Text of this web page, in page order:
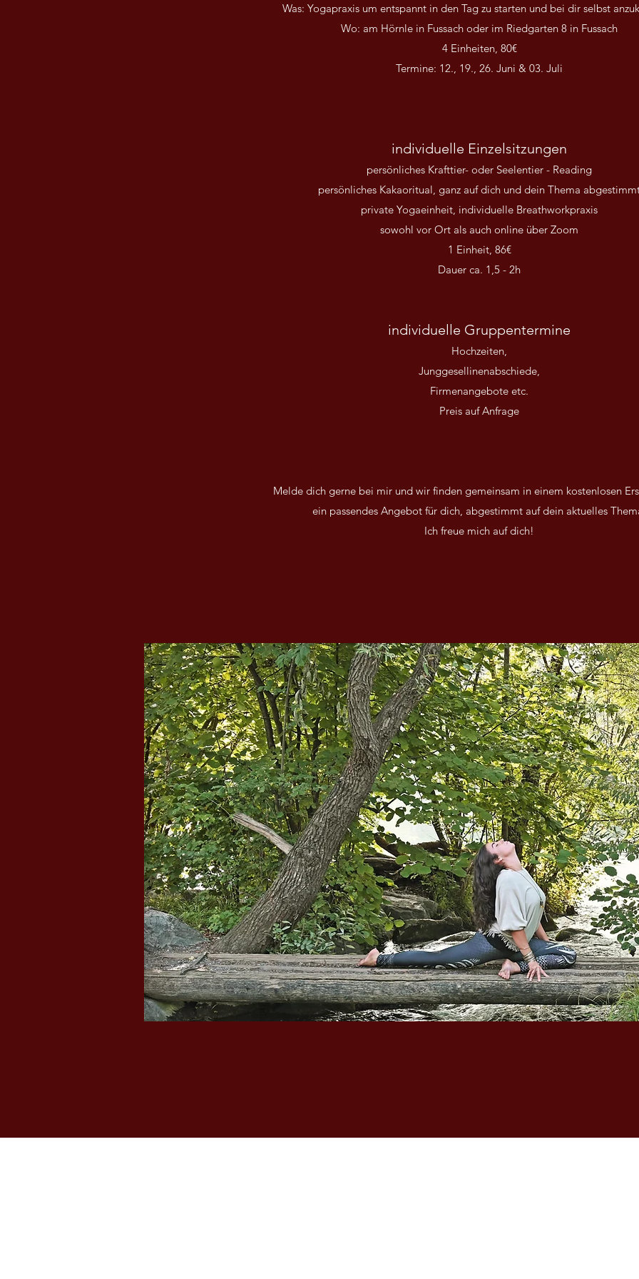
Was: Yogapraxis um entspannt in den Tag zu starten und bei dir selbst
Wo: am Hörnle in Fussach oder im Riedgarten 8 in Fussach
4 Einheiten, 80€
Termine: 12., 19., 26. Juni & 03. Juli
individuelle Einzelsitzungen
persönliches Krafttier- oder Seelentier - Reading
persönliches Kakaoritual, ganz auf dich und dein Thema
private Yogaeinheit, individuelle Breathworkpraxis
sowohl vor Ort als auch online über Zoom
1 Einheit, 86€
Dauer ca. 1,5 - 2h
individuelle Gruppentermine
Hochzeiten,
Junggesellinenabschiede,
Firmenangebote etc.
Preis auf Anfrage
Melde dich gerne bei mir und wir finden gemeinsam in einem kostenlosen
ein passendes Angebot für dich, abgestimmt auf dein aktuelles
Ich freue mich auf dich!